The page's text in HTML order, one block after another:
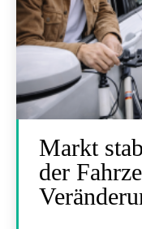
Markt
der